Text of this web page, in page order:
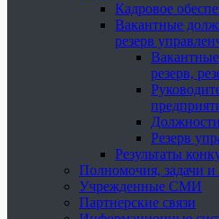
Кадровое
Вакантные
резерв
резерв,
Резерв
Результаты
Полномочия, задачи
Учрежденные СМИ
Партнерские связи